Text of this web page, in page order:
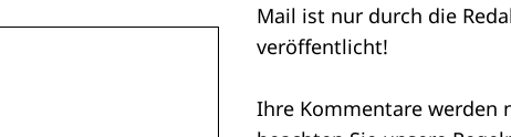
Mail ist nur durch die
veröffentlicht!
Ihre Kommentare